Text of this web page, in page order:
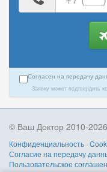
Согласен на передачу
Заявку может подтвердить
© Ваш Доктор 2010-2026
Конфиденциальность ·
Согласие на передачу
Пользовательское